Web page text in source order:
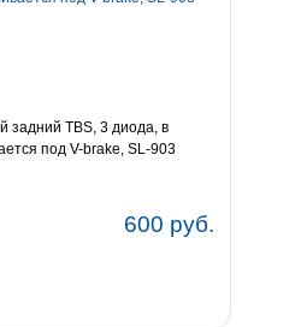
задний TBS, 3 диода, в
под V-brake, SL-903
600 руб.